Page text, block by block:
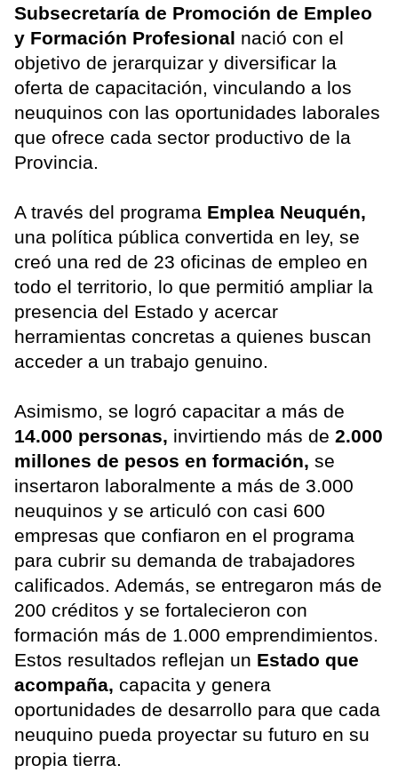
Subsecretaría de Promoción de Empleo
y Formación Profesional nació con el
objetivo de jerarquizar y diversificar la
oferta de capacitación, vinculando a los
neuquinos con las oportunidades laborales
que ofrece cada sector productivo de la
Provincia.
A través del programa Emplea Neuquén,
una política pública convertida en ley, se
creó una red de 23 oficinas de empleo en
todo el territorio, lo que permitió ampliar la
presencia del Estado y acercar
herramientas concretas a quienes buscan
acceder a un trabajo genuino.
Asimismo, se logró capacitar a más de
14.000 personas, invirtiendo más de 2.000
millones de pesos en formación, se
insertaron laboralmente a más de 3.000
neuquinos y se articuló con casi 600
empresas que confiaron en el programa
para cubrir su demanda de trabajadores
calificados. Además, se entregaron más de
200 créditos y se fortalecieron con
formación más de 1.000 emprendimientos.
Estos resultados reflejan un Estado que
acompaña, capacita y genera
oportunidades de desarrollo para que cada
neuquino pueda proyectar su futuro en su
propia tierra.